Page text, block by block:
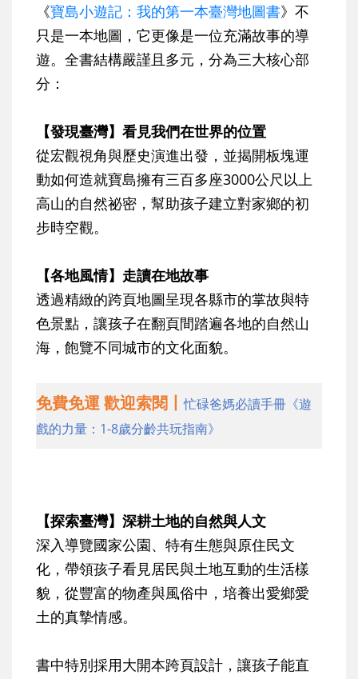
《寶島小遊記：我的第一本臺灣地圖書》不
只是一本地圖，它更像是一位充滿故事的導
遊。全書結構嚴謹且多元，分為三大核心部
分：
【發現臺灣】看見我們在世界的位置
從宏觀視角與歷史演進出發，並揭開板塊運
動如何造就寶島擁有三百多座3000公尺以上
高山的自然祕密，幫助孩子建立對家鄉的初
步時空觀。
【各地風情】走讀在地故事
透過精緻的跨頁地圖呈現各縣市的掌故與特
色景點，讓孩子在翻頁間踏遍各地的自然山
海，飽覽不同城市的文化面貌。
免費免運 歡迎索閱丨忙碌爸媽必讀手冊《遊
戲的力量：1-8歲分齡共玩指南》
【探索臺灣】深耕土地的自然與人文
深入導覽國家公園、特有生態與原住民文
化，帶領孩子看見居民與土地互動的生活樣
貌，從豐富的物產與風俗中，培養出愛鄉愛
土的真摯情感。
書中特別採用大開本跨頁設計，讓孩子能直